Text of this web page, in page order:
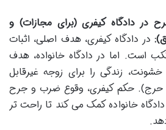
در دادگاه کیفری (برای مجازات) و
در دادگاه کیفری، هدف اصلی، اثبات
است. اما در دادگاه خانواده، هدف
زندگی را برای زوجه غیرقابل
حکم کیفری، وقوع ضرب و جرح
خانواده کمک می کند تا راحت تر